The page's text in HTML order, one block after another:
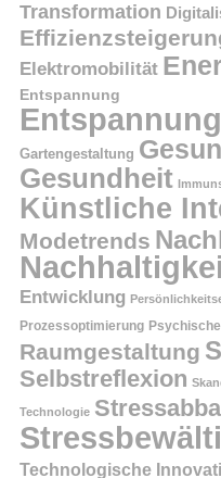
Transformation
Elektromobilität
Entspannung
Gartengestaltung
Gesundheit
Künstliche
Modetrends
Entwicklung
Prozessoptimierung
Raumgestaltung
Selbstreflexion
Technologie
Technologische